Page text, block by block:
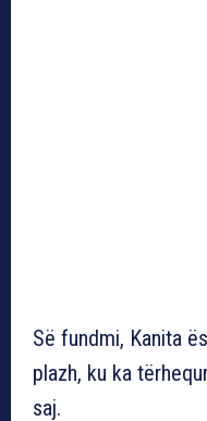
Së fundmi, Kanita
plazh, ku ka
saj.